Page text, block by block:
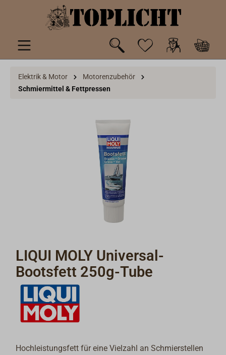
springen
Elektrik & Motor
Motorenzubehör
Schmiermittel & Fettpressen
LIQUI MOLY Universal-
Bootsfett 250g-Tube
Hochleistungsfett für eine Vielzahl an Schmierstellen